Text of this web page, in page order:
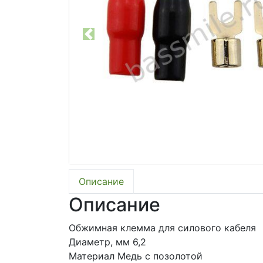
Previous
Описание
Описание
Обжимная клемма для силового кабеля
Диаметр, мм 6,2
Материал Медь с позолотой